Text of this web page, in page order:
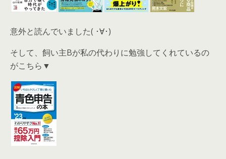
意外と読んでいました( ･∀･)
そして、飼い主Bが私の代わりに勉強してくれているの
がこちら▼